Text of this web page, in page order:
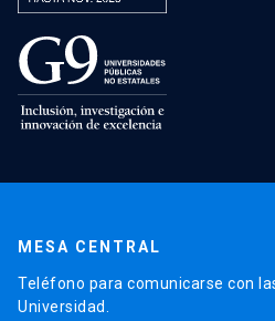
MESA CENTRAL
Teléfono para comunicarse con
Universidad.